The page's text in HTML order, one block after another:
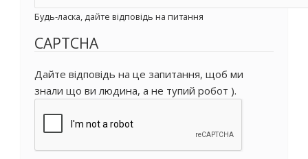
Будь-ласка, дайте відповідь на питання
CAPTCHA
Дайте відповідь на це запитання, щоб ми
знали що ви людина, а не тупий робот ).